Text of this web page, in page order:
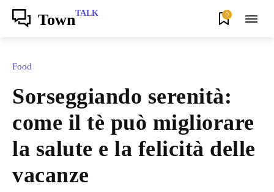
TownTALK 0
Food
Sorseggiando serenità:
come il tè può migliorare
la salute e la felicità delle
vacanze